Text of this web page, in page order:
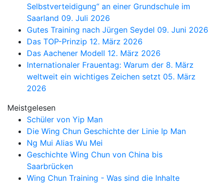
Selbstverteidigung“ an einer Grundschule im
Saarland 09. Juli 2026
Gutes Training nach Jürgen Seydel 09. Juni 2026
Das TOP-Prinzip 12. März 2026
Das Aachener Modell 12. März 2026
Internationaler Frauentag: Warum der 8. März
weltweit ein wichtiges Zeichen setzt 05. März
2026
Meistgelesen
Schüler von Yip Man
Die Wing Chun Geschichte der Linie Ip Man
Ng Mui Alias Wu Mei
Geschichte Wing Chun von China bis
Saarbrücken
Wing Chun Training - Was sind die Inhalte